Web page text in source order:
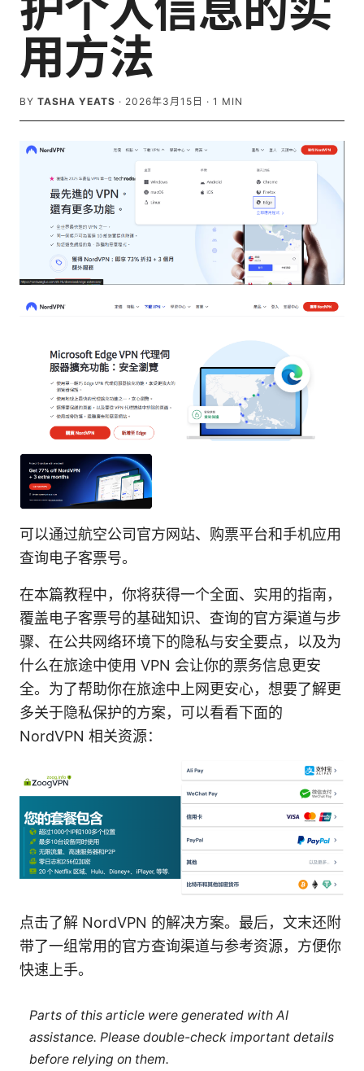
用方法
BY TASHA YEATS · 2026年3月15日 · 1 MIN
可以通过航空公司官方网站、购票平台和手机应用
查询电子客票号。
在本篇教程中，你将获得一个全面、实用的指南，
覆盖电子客票号的基础知识、查询的官方渠道与步
骤、在公共网络环境下的隐私与安全要点，以及为
什么在旅途中使用 VPN 会让你的票务信息更安
全。为了帮助你在旅途中上网更安心，想要了解更
多关于隐私保护的方案，可以看看下面的
NordVPN 相关资源：
点击了解 NordVPN 的解决方案。最后，文末还附
带了一组常用的官方查询渠道与参考资源，方便你
快速上手。
Parts of this article were generated with AI
assistance. Please double-check important details
before relying on them.